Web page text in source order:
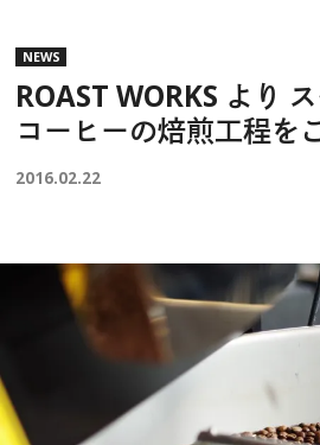
NEWS
ROAST WORKS より
コーヒーの焙煎工程を
2016.02.22